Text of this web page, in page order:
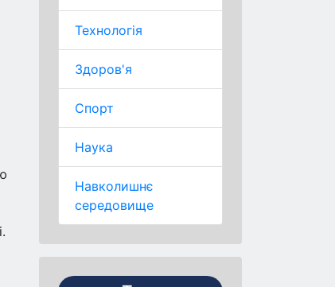
Технологія
Здоров'я
Спорт
Наука
Навколишнє
середовище